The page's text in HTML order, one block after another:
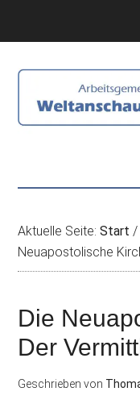
menu
Aktuelle Seite:Start /
Neuapostolische
Die
Der
Geschrieben von